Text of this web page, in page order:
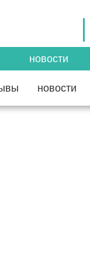
новости
новости